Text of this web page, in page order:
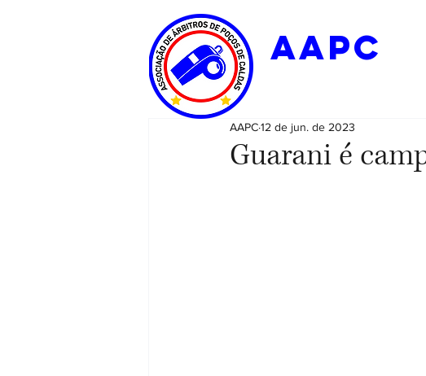
aapc
Guarani é
AAPC12 de jun. de 2023